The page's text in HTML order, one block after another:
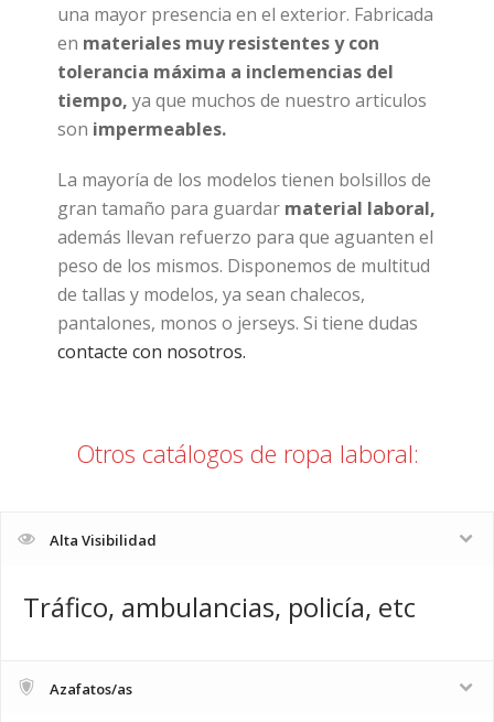
una mayor presencia en el exterior. Fabricada
en materiales muy resistentes y con
tolerancia máxima a inclemencias del
tiempo, ya que muchos de nuestro articulos
son impermeables.
La mayoría de los modelos tienen bolsillos de
gran tamaño para guardar material laboral,
además llevan refuerzo para que aguanten el
peso de los mismos. Disponemos de multitud
de tallas y modelos, ya sean chalecos,
pantalones, monos o jerseys. Si tiene dudas
contacte con nosotros.
Otros catálogos de ropa laboral:
Alta Visibilidad
Tráfico, ambulancias, policía, etc
Azafatos/as